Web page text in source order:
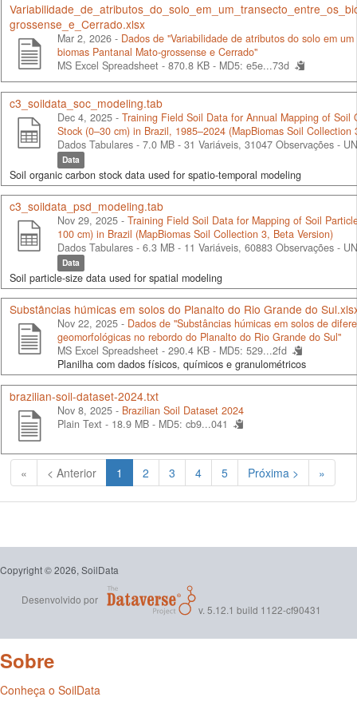
grossense_e_Cerrado.xlsx
Mar 2, 2026 - Dados de "Variabilidade de atributos do solo em
biomas Pantanal Mato-grossense e Cerrado"
MS Excel Spreadsheet - 870.8 KB - MD5: e5e...73d
c3_soildata_soc_modeling.tab
Dec 4, 2025 - Training Field Soil Data for Annual Mapping of Soil
Stock (0–30 cm) in Brazil, 1985–2024 (MapBiomas Soil Collection
Dados Tabulares - 7.0 MB - 31 Variáveis, 31047 Observações -
Data
Soil organic carbon stock data used for spatio-temporal modeling
c3_soildata_psd_modeling.tab
Nov 29, 2025 - Training Field Soil Data for Mapping of Soil
100 cm) in Brazil (MapBiomas Soil Collection 3, Beta Version)
Dados Tabulares - 6.3 MB - 11 Variáveis, 60883 Observações -
Data
Soil particle-size data used for spatial modeling
Substâncias húmicas em solos do Planalto do Rio Grande do
Nov 22, 2025 - Dados de "Substâncias húmicas em solos de
geomorfológicas no rebordo do Planalto do Rio Grande do Sul"
MS Excel Spreadsheet - 290.4 KB - MD5: 529...2fd
Planilha com dados físicos, químicos e granulométricos
brazilian-soil-dataset-2024.txt
Nov 8, 2025 - Brazilian Soil Dataset 2024
Plain Text - 18.9 MB - MD5: cb9...041
« < Anterior 1 (Atual)
2 3 4 5 Próxima > »
Copyright © 2026, SoilData
Desenvolvido por
v. 5.12.1 build 1122-cf90431
Sobre
Conheça o SoilData